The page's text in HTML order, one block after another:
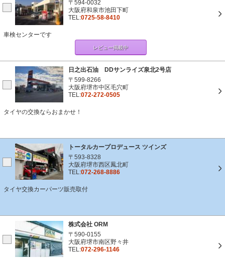
〒594-0032
大阪府和泉市池田下町
TEL:0725-58-8410
車検センターです
レビュー掲載中
日之出石油 DDサンライズ泉北2号店
〒599-8266
大阪府堺市中区毛穴町
TEL:072-272-0505
タイヤの交換ならおまかせ！
トータルカープロデュース ツインズ
〒593-8328
大阪府堺市西区鳳北町
TEL:072-268-8886
タイヤ交換カーパーツ販売取付
株式会社 ORM
〒590-0155
大阪府堺市南区野々井
TEL:072-296-1146